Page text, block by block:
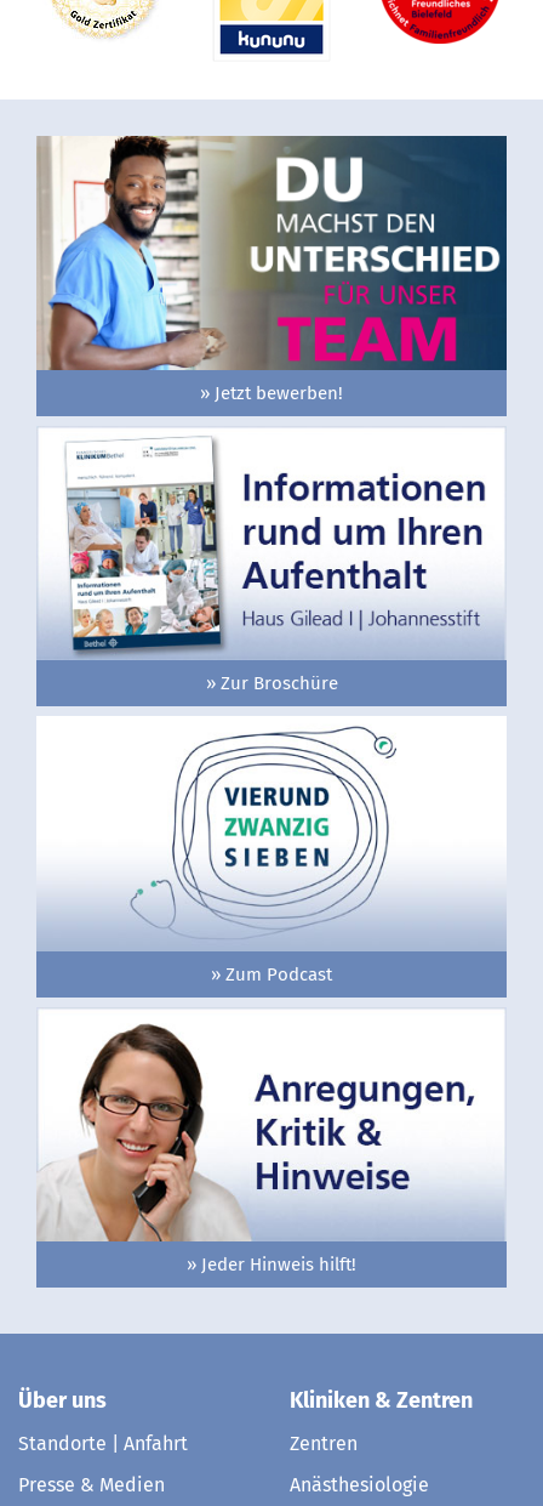
» Jetzt bewerben!
» Zur Broschüre
» Zum Podcast
» Jeder Hinweis hilft!
Über uns
Standorte | Anfahrt
Presse & Medien
Kliniken & Zentren
Zentren
Anästhesiologie